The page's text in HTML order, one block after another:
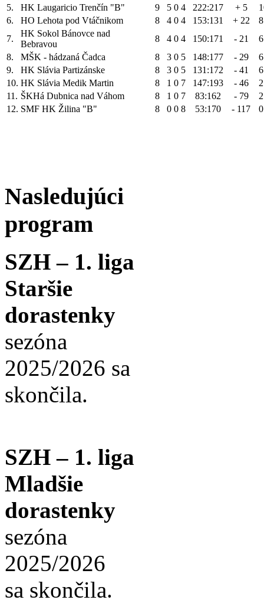
5.
HK Laugaricio Trenčín "B" 9 5 0 4 222:217 + 5
6.
HO Lehota pod Vtáčnikom 8 4 0 4 153:131 + 22
8
7.
HK Sokol Bánovce nad
Bebravou
8 4 0 4 150:171 - 21
6
8.
MŠK - hádzaná Čadca 8 3 0 5 148:177 - 29
6
9.
HK Slávia Partizánske 8 3 0 5 131:172 - 41
6
10. HK Slávia Medik Martin 8 1 0 7 147:193 - 46
2
11. ŠKHá Dubnica nad Váhom 8 1 0 7 83:162 - 79
2
12. SMF HK Žilina "B" 8 0 0 8 53:170 - 117 0
Nasledujúci
program
SZH – 1. liga
Staršie
dorastenky
sezóna
2025/2026 sa
skončila.
SZH – 1. liga
Mladšie
dorastenky
sezóna
2025/2026
sa skončila.